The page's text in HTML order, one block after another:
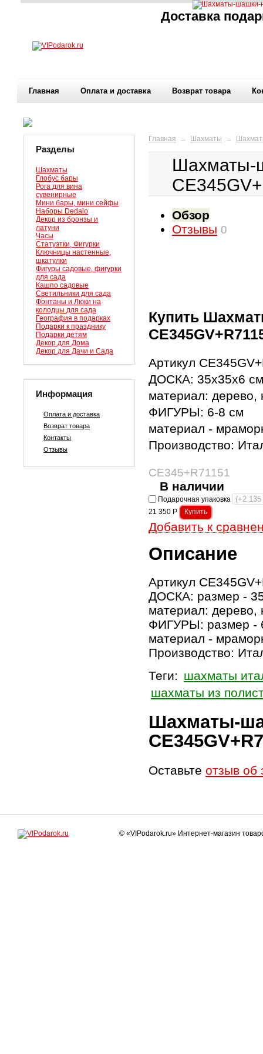
Доставка
Главная Оплата и доставка Возврат товара
Разделы
Шахматы
Глобус бары
Рога для вина
сувенирные
Мини бары, мини сейфы
Наборы Dedalo
Декор из бронзы и
латуни
Часы
Статуэтки, Фигурки
Ключницы настенные,
шкатулки
Фигуры садовые, фигурки
для сада
Кашпо садовые
Светильники для сада
Фонтаны и Люки на
колодцы для сада
География в подарках
Подарки к празднику
Подарки детям
Декор для Дома
Декор для Дачи и Сада
Информация
Оплата и доставка
Возврат товара
Контакты
Отзывы
Главная → Шахматы →
Шахматы-
Обзор
Отзывы 0
Купить
Артикул
ДОСКА: 35х35х6 см
материал: дерево,
ФИГУРЫ: 6-8 см
материал -
Производство:
CE345+R71151
В наличии
Подарочная упаковка
21 350 Р
Добавить к
Описание
Артикул
ДОСКА: размер -
материал: дерево,
ФИГУРЫ: размер -
материал -
Производство:
Теги: шахматы
шахматы из
Шахматы-
Оставьте отзыв об
© «VIPodarok.ru» Интернет-магазин